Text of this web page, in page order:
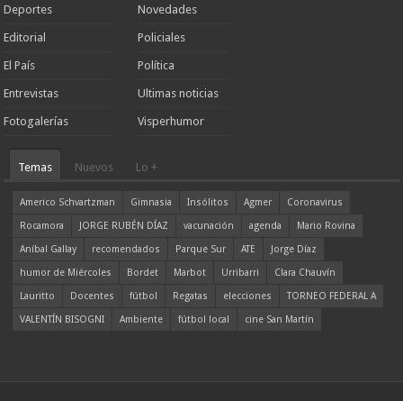
Deportes
Editorial
El País
Entrevistas
Fotogalerías
Novedades
Policiales
Política
Ultimas noticias
Visperhumor
Temas Nuevos Lo +
Americo Schvartzman Gimnasia Insólitos Agmer
Coronavirus
Rocamora
JORGE RUBÉN DÍAZ vacunación agenda
Mario Rovina
Aníbal Gallay
recomendados Parque Sur ATE
Jorge Díaz
humor de Miércoles
Bordet Marbot Urribarri
Clara Chauvín
Lauritto
Docentes fútbol Regatas elecciones
TORNEO FEDERAL A
VALENTÍN BISOGNI
Ambiente fútbol local cine San Martín